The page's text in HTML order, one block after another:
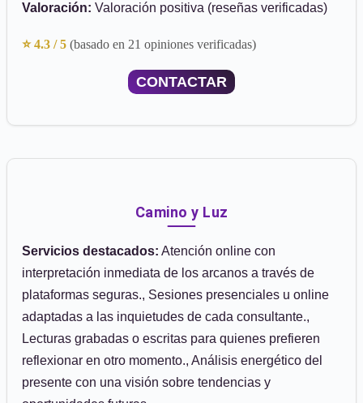
Valoración: Valoración positiva (reseñas verificadas)
⭐ 4.3 / 5 (basado en 21 opiniones verificadas)
CONTACTAR
Camino y Luz
Servicios destacados: Atención online con
interpretación inmediata de los arcanos a través de
plataformas seguras., Sesiones presenciales u online
adaptadas a las inquietudes de cada consultante.,
Lecturas grabadas o escritas para quienes prefieren
reflexionar en otro momento., Análisis energético del
presente con una visión sobre tendencias y